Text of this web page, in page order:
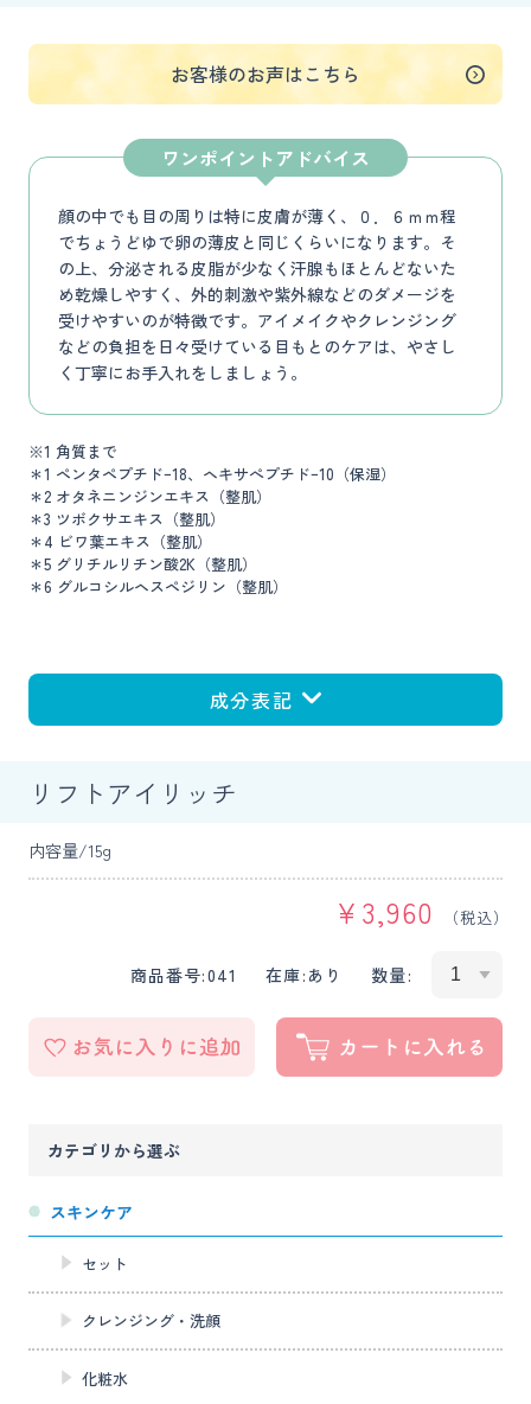
お客様のお声はこちら
ワンポイントアドバイス
顔の中でも目の周りは特に皮膚が薄く、０．６ｍｍ程
でちょうどゆで卵の薄皮と同じくらいになります。そ
の上、分泌される皮脂が少なく汗腺もほとんどないた
め乾燥しやすく、外的刺激や紫外線などのダメージを
受けやすいのが特徴です。アイメイクやクレンジング
などの負担を日々受けている目もとのケアは、やさし
く丁寧にお手入れをしましょう。
※1 角質まで
＊1 ペンタペプチドｰ18、ヘキサぺプチドｰ10（保湿）
＊2 オタネニンジンエキス（整肌）
＊3 ツボクサエキス（整肌）
＊4 ビワ葉エキス（整肌）
＊5 グリチルリチン酸2K（整肌）
＊6 グルコシルヘスペジリン（整肌）
成分表記
リフトアイリッチ
内容量/15g
¥ 3,960 （税込）
商品番号:041 在庫: あり 数量:
カテゴリから選ぶ
スキンケア
セット
クレンジング・洗顔
化粧水